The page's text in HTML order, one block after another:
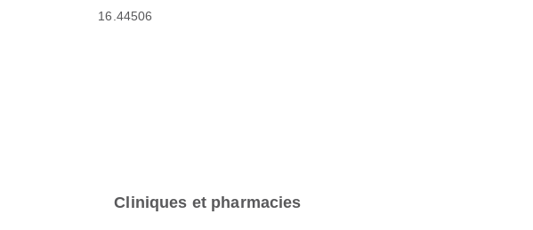
16.44506
Cliniques et pharmacies